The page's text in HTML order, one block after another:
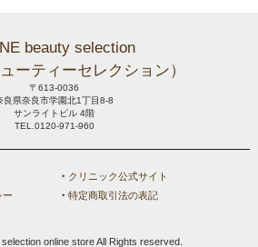
beauty selection
ーティーセレクション）
〒613-0036
良県奈良市学園北1丁目8-8
サンライトビル 4階
TEL.0120-971-960
‣ クリニック公式サイト
ー
‣ 特定商取引法の表記
online store All Rights reserved.